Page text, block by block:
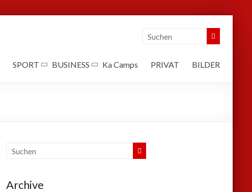
SPORT BUSINESS Ka Camps PRIVAT BILDER
Archive